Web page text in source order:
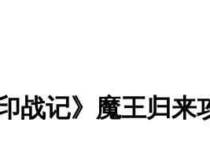
战记》魔王归来